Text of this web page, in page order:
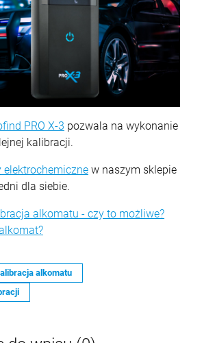
PRO X-3 pozwala na wykonanie
kalibracji.
w naszym sklepie
dla siebie.
alkomatu - czy to możliwe?
alkomatu